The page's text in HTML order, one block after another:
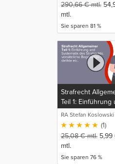
290,66€mtl.
mtl.
Sie sparen 81 %
Strafrecht
Teil 1: Einführung
Systematik des
Strafrechts,
RA Stefan Koslowski
(1)
25,08€mtl. 5,99
mtl.
Sie sparen 76 %